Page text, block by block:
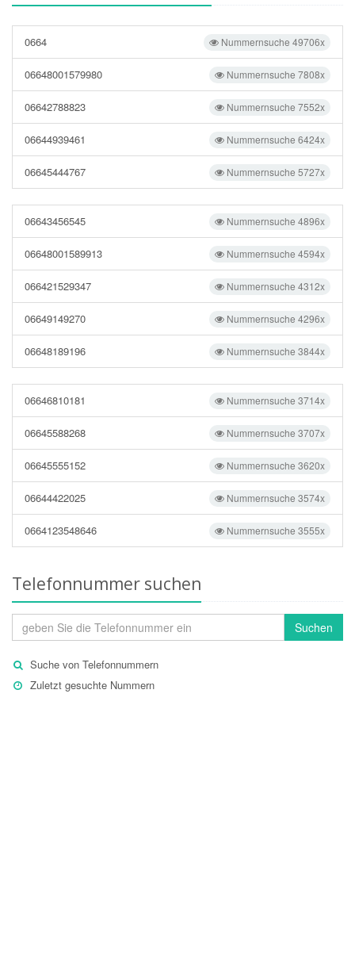
Nummernsuche 49706x
0664
Nummernsuche 7808x
06648001579980
Nummernsuche 7552x
06642788823
Nummernsuche 6424x
06644939461
Nummernsuche 5727x
06645444767
Nummernsuche 4896x
06643456545
Nummernsuche 4594x
06648001589913
Nummernsuche 4312x
066421529347
Nummernsuche 4296x
06649149270
Nummernsuche 3844x
06648189196
Nummernsuche 3714x
06646810181
Nummernsuche 3707x
06645588268
Nummernsuche 3620x
06645555152
Nummernsuche 3574x
06644422025
Nummernsuche 3555x
0664123548646
Telefonnummer suchen
Suchen
Suche von Telefonnummern
Zuletzt gesuchte Nummern